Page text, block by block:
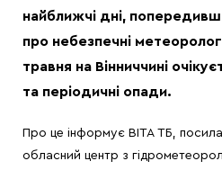
найближчі дні,
про небезпечні
травня на Вінниччині
та періодичні опади.
Про це інформує ВІТА ТБ,
обласний центр з